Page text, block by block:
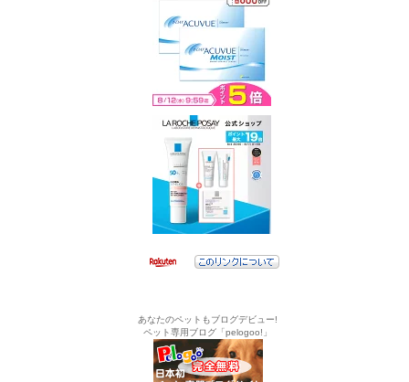
あなたのペットもブログデビュー!
ペット専用ブログ「pelogoo!」